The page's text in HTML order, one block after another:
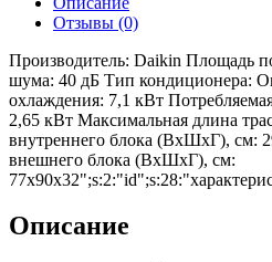
Отзывы (0)
Производитель: Daikin Площадь
шума: 40 дБ Тип кондиционера:
охлаждения: 7,1 кВт
2,65 кВт Максимальная длина
внутреннего блока (ВхШхГ), см:
внешнего блока (ВхШхГ), см:
Описание